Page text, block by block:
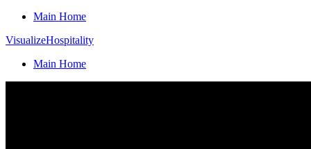
Main Home
VisualizeHospitality
Main Home